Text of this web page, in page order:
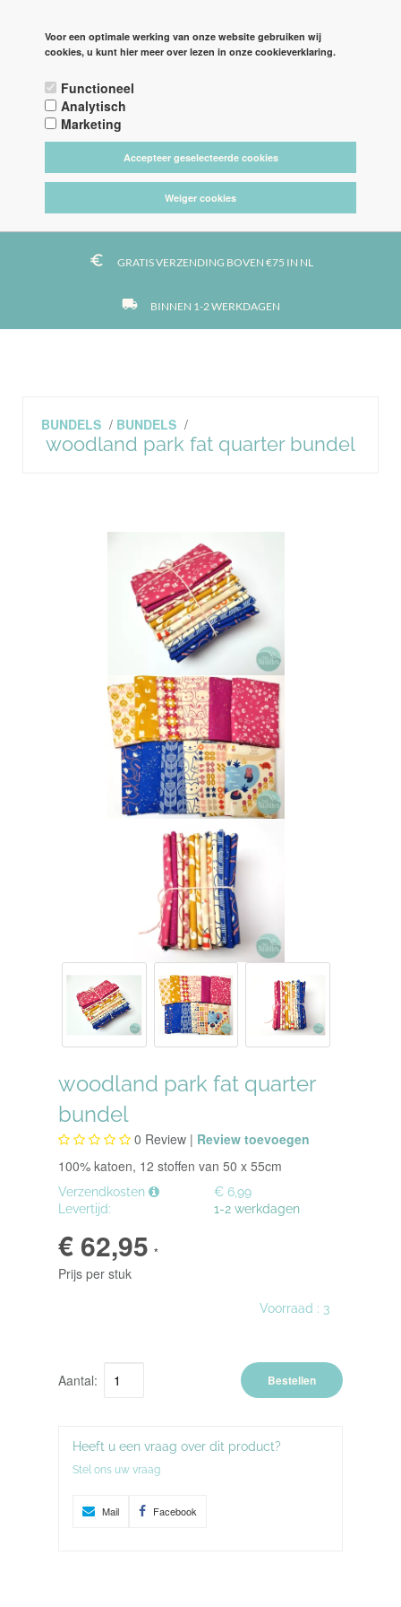
tag_faces DE LEUKSTE STOFFEN
https
euro_symbol GRATIS VERZENDING BOVEN €75 IN NL
local_shipping BINNEN 1-2 WERKDAGEN
BUNDELS / BUNDELS /
woodland park fat quarter bundel
woodland park fat quarter
bundel
0 Review | Review toevoegen
100% katoen, 12 stoffen van 50 x 55cm
Verzendkosten
€ 6,99
Levertijd:
1-2 werkdagen
€ 62,95 *
Prijs per stuk
Voorraad : 3
Aantal: Bestellen
Heeft u een vraag over dit product?
Stel ons uw vraag
Mail Facebook
Voor een optimale werking van onze website gebruiken wij
cookies, u kunt hier meer over lezen in onze cookieverklaring.
Functioneel
Analytisch
Marketing
Accepteer geselecteerde cookies
Weiger cookies